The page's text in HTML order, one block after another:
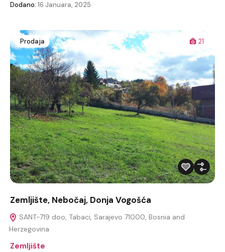
Dodano: 16 Januara, 2025
Prodaja 21
Zemljište, Nebočaj, Donja Vogošća
SANT-719 doo, Tabaci, Sarajevo 71000, Bosnia and
Herzegovina
Zemljište